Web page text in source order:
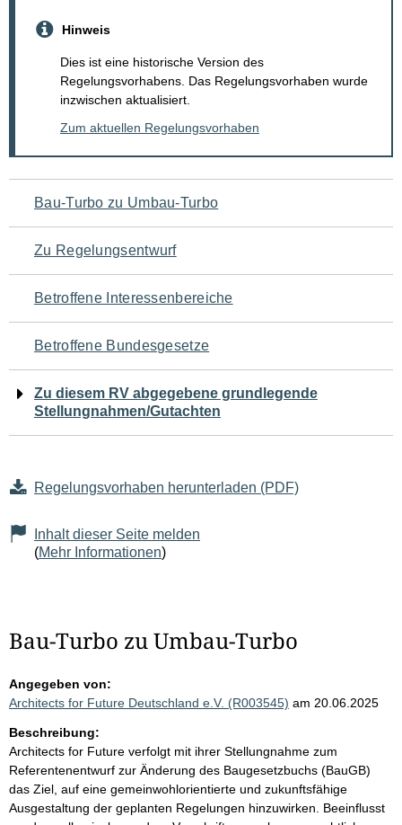
Hinweis
Dies ist eine historische Version des
Regelungsvorhabens. Das Regelungsvorhaben wurde
inzwischen aktualisiert.
Zum aktuellen Regelungsvorhaben
Navigation
für
den
Seiteninhalt
Bau-Turbo zu Umbau-Turbo
Zu Regelungsentwurf
Betroffene Interessenbereiche
Betroffene Bundesgesetze
Zu diesem RV abgegebene grundlegende
Stellungnahmen/Gutachten
Regelungsvorhaben herunterladen (PDF)
Inhalt dieser Seite melden
(Mehr Informationen)
Bau-Turbo zu Umbau-Turbo
Angegeben von:
Architects for Future Deutschland e.V. (R003545) am 20.06.2025
Beschreibung:
Architects for Future verfolgt mit ihrer Stellungnahme zum
Referentenentwurf zur Änderung des Baugesetzbuchs (BauGB)
das Ziel, auf eine gemeinwohlorientierte und zukunftsfähige
Ausgestaltung der geplanten Regelungen hinzuwirken. Beeinflusst